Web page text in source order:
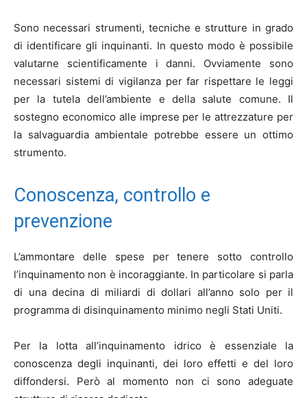
Sono necessari strumenti, tecniche e strutture in grado
di identificare gli inquinanti. In questo modo è possibile
valutarne scientificamente i danni. Ovviamente sono
necessari sistemi di vigilanza per far rispettare le leggi
per la tutela dell’ambiente e della salute comune. Il
sostegno economico alle imprese per le attrezzature per
la salvaguardia ambientale potrebbe essere un ottimo
strumento.
Conoscenza, controllo e
prevenzione
L’ammontare delle spese per tenere sotto controllo
l’inquinamento non è incoraggiante. In particolare si parla
di una decina di miliardi di dollari all’anno solo per il
programma di disinquinamento minimo negli Stati Uniti.
Per la lotta all’inquinamento idrico è essenziale la
conoscenza degli inquinanti, dei loro effetti e del loro
diffondersi. Però al momento non ci sono adeguate